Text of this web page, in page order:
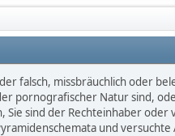
falsch, missbräuchlich oder
pornografischer Natur sind,
sind der Rechteinhaber
und